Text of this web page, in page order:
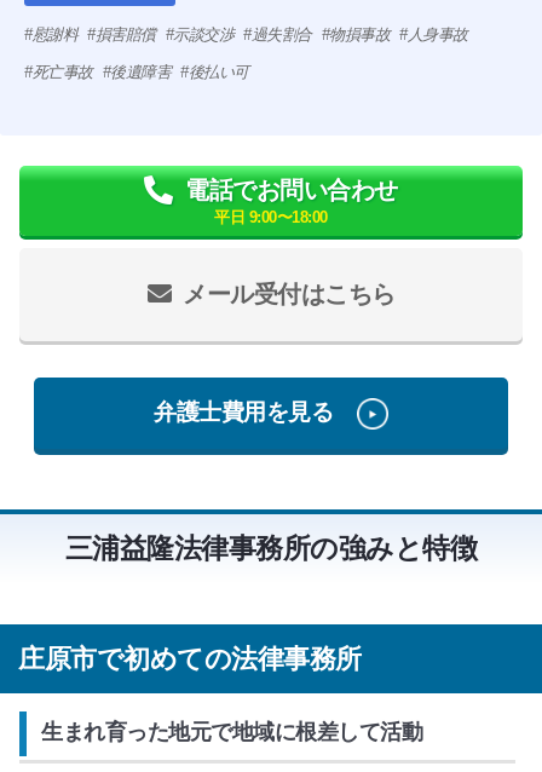
慰謝料 損害賠償 示談交渉 過失割合 物損事故 人身事故
死亡事故 後遺障害 後払い可
メール受付はこちら
電話でお問い合わせ
平日 9:00〜18:00
弁護士費用を見る
三浦益隆法律事務所の強みと特徴
庄原市で初めての法律事務所
生まれ育った地元で地域に根差して活動